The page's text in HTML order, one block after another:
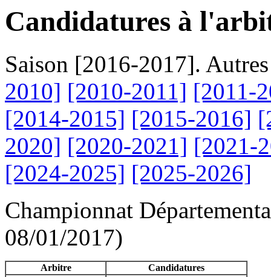
Candidatures à
Saison [2016-2017].
2010] [2010-2011] [2011-
[2014-2015] [2015-2016]
2020] [2020-2021] [2021-
[2024-2025] [2025-2026]
Championnat
08/01/2017)
Arbitre
Candidatures